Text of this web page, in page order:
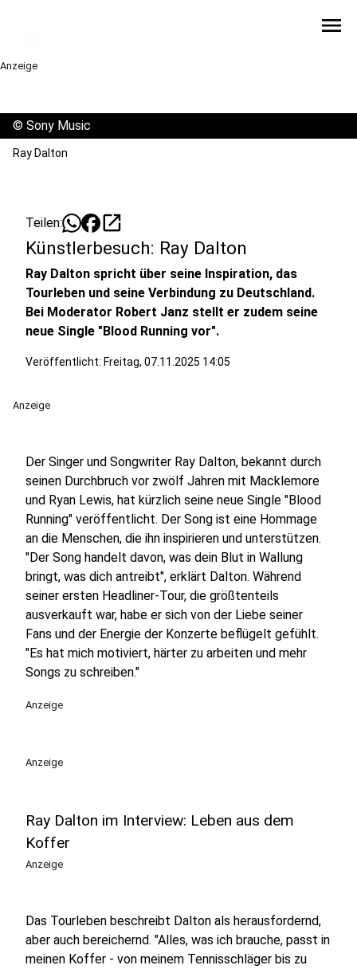
menu
Anzeige
© Sony Music
Ray Dalton
Teilen: open_in_new
Künstlerbesuch: Ray Dalton
Ray Dalton spricht über seine Inspiration, das
Tourleben und seine Verbindung zu Deutschland.
Bei Moderator Robert Janz stellt er zudem seine
neue Single "Blood Running vor".
Veröffentlicht: Freitag, 07.11.2025 14:05
Anzeige
Der Singer und Songwriter Ray Dalton, bekannt durch
seinen Durchbruch vor zwölf Jahren mit Macklemore
und Ryan Lewis, hat kürzlich seine neue Single "Blood
Running" veröffentlicht. Der Song ist eine Hommage
an die Menschen, die ihn inspirieren und unterstützen.
"Der Song handelt davon, was dein Blut in Wallung
bringt, was dich antreibt", erklärt Dalton. Während
seiner ersten Headliner-Tour, die größtenteils
ausverkauft war, habe er sich von der Liebe seiner
Fans und der Energie der Konzerte beflügelt gefühlt.
"Es hat mich motiviert, härter zu arbeiten und mehr
Songs zu schreiben."
Anzeige
Anzeige
Ray Dalton im Interview: Leben aus dem
Koffer
Anzeige
Das Tourleben beschreibt Dalton als herausfordernd,
aber auch bereichernd. "Alles, was ich brauche, passt in
meinen Koffer - von meinem Tennisschläger bis zu